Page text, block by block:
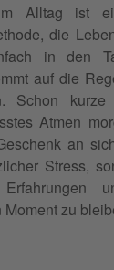
Alltag ist
die
in den
auf die
Schon
Atmen
an
Stress,
zu